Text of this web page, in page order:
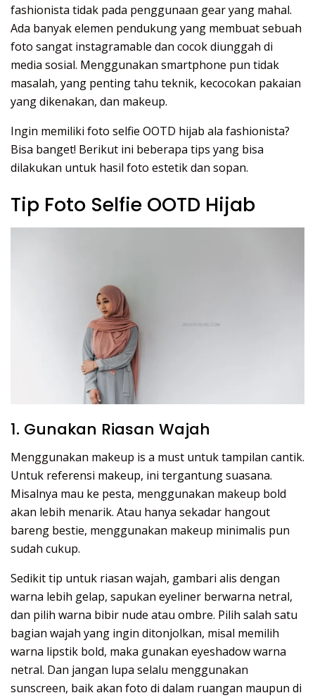
fashionista tidak pada penggunaan gear yang mahal.
Ada banyak elemen pendukung yang membuat sebuah
foto sangat instagramable dan cocok diunggah di
media sosial. Menggunakan smartphone pun tidak
masalah, yang penting tahu teknik, kecocokan pakaian
yang dikenakan, dan makeup.
Ingin memiliki foto selfie OOTD hijab ala fashionista?
Bisa banget! Berikut ini beberapa tips yang bisa
dilakukan untuk hasil foto estetik dan sopan.
Tip Foto Selfie OOTD Hijab
1. Gunakan Riasan Wajah
Menggunakan makeup is a must untuk tampilan cantik.
Untuk referensi makeup, ini tergantung suasana.
Misalnya mau ke pesta, menggunakan makeup bold
akan lebih menarik. Atau hanya sekadar hangout
bareng bestie, menggunakan makeup minimalis pun
sudah cukup.
Sedikit tip untuk riasan wajah, gambari alis dengan
warna lebih gelap, sapukan eyeliner berwarna netral,
dan pilih warna bibir nude atau ombre. Pilih salah satu
bagian wajah yang ingin ditonjolkan, misal memilih
warna lipstik bold, maka gunakan eyeshadow warna
netral. Dan jangan lupa selalu menggunakan
sunscreen, baik akan foto di dalam ruangan maupun di